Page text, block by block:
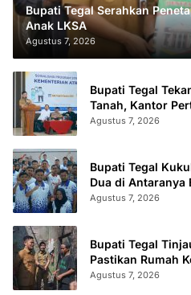
Bupati Tegal Serahkan
Anak LKSA
Agustus 7, 2026
Bupati Tegal
Tanah, Kantor
Sertifikat Terbit
Agustus 7, 2026
Bupati Tegal
Dua di Antaranya
Agustus 7, 2026
Bupati Tegal
Pastikan Rumah
Agustus 7, 2026